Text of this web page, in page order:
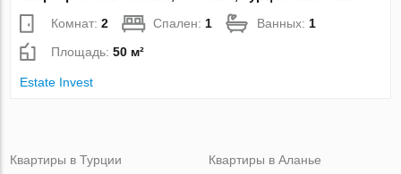
Комнат:2 Спален: 1 Ванных: 1
Площадь:50 м²
Estate Invest
Квартиры в Турции
Квартиры в Аланье